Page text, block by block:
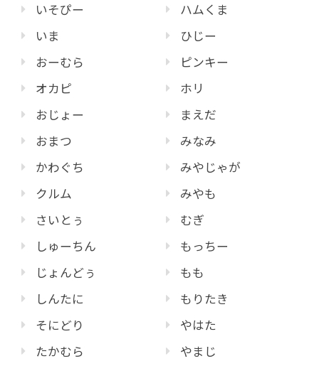
いそぴー
いま
おーむら
オカピ
おじょー
おまつ
かわぐち
クルム
さいとぅ
しゅーちん
じょんどぅ
しんたに
そにどり
たかむら
ハムくま
ひじー
ピンキー
ホリ
まえだ
みなみ
みやじゃが
みやも
むぎ
もっちー
もも
もりたき
やはた
やまじ